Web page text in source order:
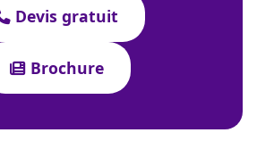
Devis gratuit
Brochure